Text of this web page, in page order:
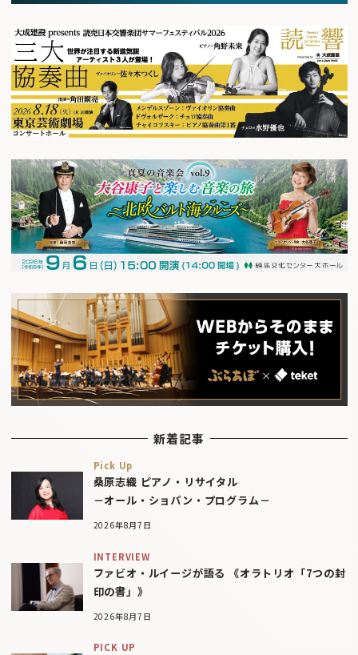
新着記事
Pick Up
桑原志織 ピアノ・リサイタル
－オール・ショパン・プログラム－
2026年8月7日
INTERVIEW
ファビオ・ルイージが語る 《オラトリオ「7つの封
印の書」》
2026年8月7日
PICK UP